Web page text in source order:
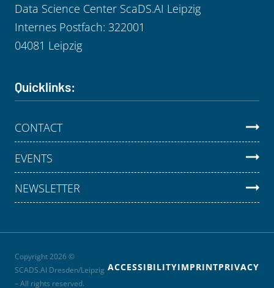
Data Science Center ScaDS.AI Leipzig
Internes Postfach: 322001
04081 Leipzig
Quicklinks:
CONTACT
EVENTS
NEWSLETTER
Copyright 2026 ©
SCADS.AI Dresden/Leipzig
– All rights reserved.
ACCESSIBILITYIMPRINTPRIVACY